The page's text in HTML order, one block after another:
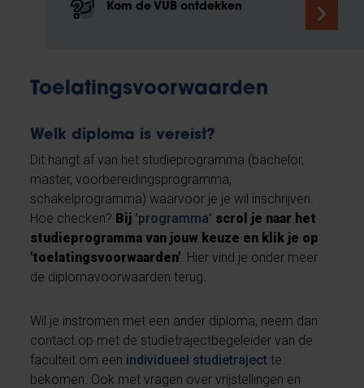
Kom de VUB ontdekken
Toelatingsvoorwaarden
Welk diploma is vereist?
Dit hangt af van het studieprogramma (bachelor,
master, voorbereidingsprogramma,
schakelprogramma) waarvoor je je wil inschrijven.
Hoe checken? Bij 'programma' scrol je naar het
studieprogramma van jouw keuze en klik je op
'toelatingsvoorwaarden'. Hier vind je onder meer
de diplomavoorwaarden terug.
Wil je instromen met een ander diploma, neem dan
contact op met de studietrajectbegeleider van de
faculteit om een individueel studietraject te
bekomen. Ook met vragen over vrijstellingen en